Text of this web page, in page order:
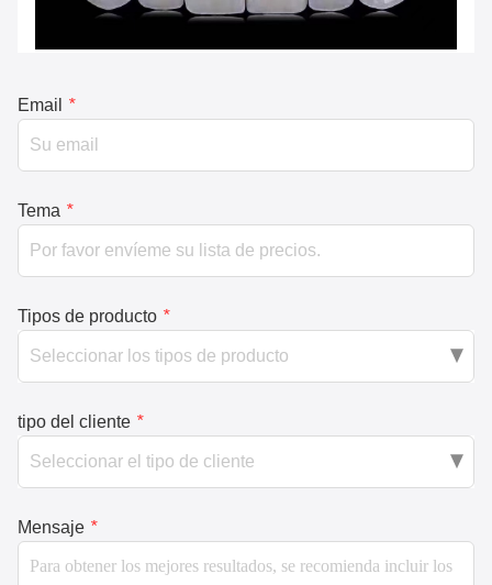
Email *
Tema *
Tipos de producto *
tipo del cliente *
Mensaje *